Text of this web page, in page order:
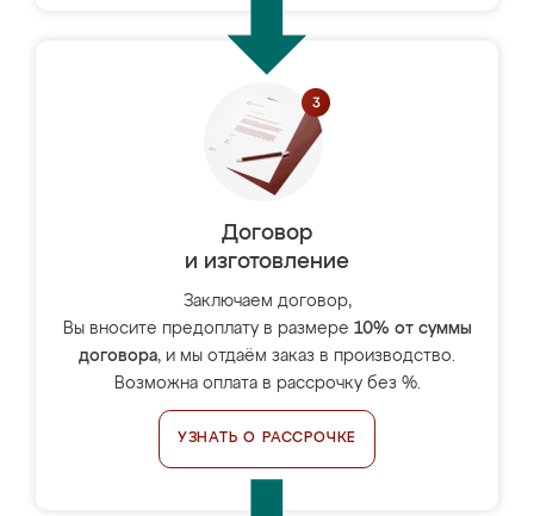
Договор
и изготовление
Заключаем договор,
Вы вносите предоплату в размере 10% от суммы
договора, и мы отдаём заказ в производство.
Возможна оплата в рассрочку без %.
УЗНАТЬ О РАССРОЧКЕ